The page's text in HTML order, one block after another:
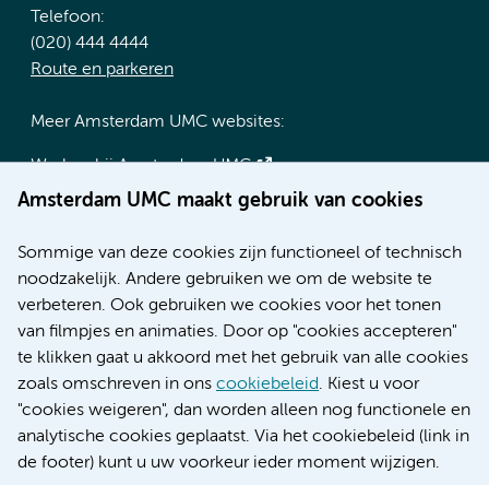
Amsterdam UMC maakt gebruik van cookies
Sommige van deze cookies zijn functioneel of technisch
noodzakelijk. Andere gebruiken we om de website te
verbeteren. Ook gebruiken we cookies voor het tonen
van filmpjes en animaties. Door op "cookies accepteren"
te klikken gaat u akkoord met het gebruik van alle cookies
zoals omschreven in ons cookiebeleid. Kiest u voor
"cookies weigeren", dan worden alleen nog functionele en
analytische cookies geplaatst. Via het cookiebeleid (link in
de footer) kunt u uw voorkeur ieder moment wijzigen.
Telefoon:
(020) 444 4444
Route en parkeren
Meer Amsterdam UMC websites:
Werken bij Amsterdam UMC
Over Amsterdam UMC
Research
Educatie locatie AMC
Educatie locatie VUmc
Verwijzen & diagnostiek